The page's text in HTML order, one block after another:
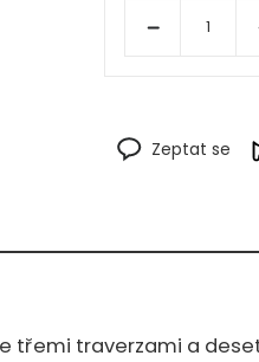
Zeptat se
třemi traverzami a